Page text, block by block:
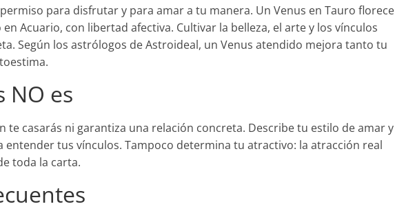
para disfrutar y para amar a tu manera. Un Venus en Tauro florece
Acuario, con libertad afectiva. Cultivar la belleza, el arte y los vínculos
Según los astrólogos de Astroideal, un Venus atendido mejora tanto tu
NO es
te casarás ni garantiza una relación concreta. Describe tu estilo de amar y
entender tus vínculos. Tampoco determina tu atractivo: la atracción real
toda la carta.